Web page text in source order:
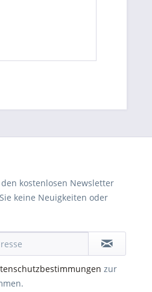
kostenlosen Newsletter
keine Neuigkeiten oder
zur